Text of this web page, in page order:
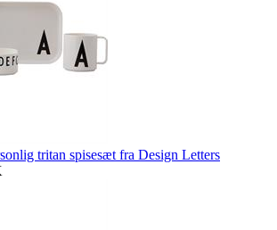
tritan spisesæt fra Design Letters